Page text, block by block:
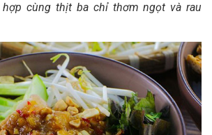
cùng thịt ba chỉ thơm ngọt và rau